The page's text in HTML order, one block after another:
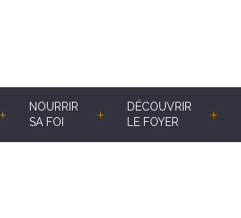
NOURRIR
SA FOI
DÉCOUVRIR
LE FOYER